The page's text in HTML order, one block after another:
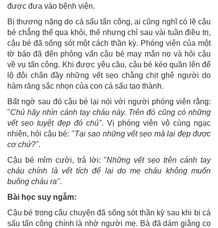
được đưa vào bệnh viện.
Bị thương nặng do cá sấu tấn công, ai cũng nghĩ có lẽ cậu
bé chẳng thể qua khỏi, thế nhưng chỉ sau vài tuần điều trị,
cậu bé đã sống sót một cách thần kỳ. Phóng viên của một
tờ báo đã đến phỏng vấn cậu bé may mắn nọ và hỏi cậu
về vụ tấn công. Khi được yêu cầu, cậu bé kéo quần lên để
lộ đôi chân đầy những vết sẹo chằng chịt ghê người do
hàm răng sắc nhọn của con cá sấu tạo thành.
Bất ngờ sau đó cậu bé lại nói với người phóng viên rằng:
"Chú hãy nhìn cánh tay cháu này. Trên đó cũng có những
vết sẹo tuyệt đẹp đó chú". Vị phóng viên vô cùng ngạc
nhiên, hỏi cậu bé: "Tại sao những vết sẹo mà lại đẹp được
cơ chứ?".
Cậu bé mỉm cười, trả lời: "Những vết sẹo trên cánh tay
cháu chính là vết tích để lại do mẹ cháu không muốn
buông cháu ra".
Bài học suy ngẫm:
Cậu bé trong câu chuyện đã sống sót thần kỳ sau khi bị cá
sấu tấn công chính là nhờ người mẹ. Bà đã dám giằng co